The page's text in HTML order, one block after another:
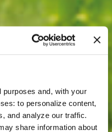
and, with your
to personalize content,
and analyze our traffic.
share information about